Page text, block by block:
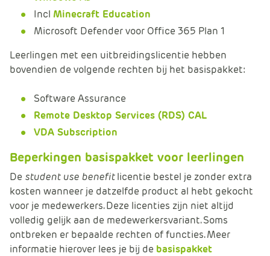
Incl Minecraft Education
Microsoft Defender voor Office 365 Plan 1
Leerlingen met een uitbreidingslicentie hebben
bovendien de volgende rechten bij het basispakket:
Software Assurance
Remote Desktop Services (RDS) CAL
VDA Subscription
Beperkingen basispakket voor leerlingen
De student use benefitlicentie bestel je zonder extra
kosten wanneer je datzelfde product al hebt gekocht
voor je medewerkers. Deze licenties zijn niet altijd
volledig gelijk aan de medewerkersvariant. Soms
ontbreken er bepaalde rechten of functies. Meer
informatie hierover lees je bij de basispakket